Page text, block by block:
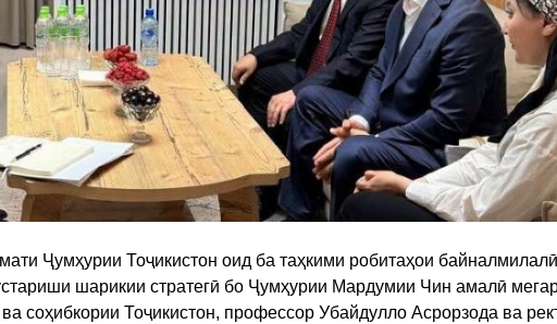
Ҷумҳурии Тоҷикистон оид ба таҳкими робитаҳои
шарикии стратегӣ бо Ҷумҳурии Мардумии Чин амалӣ
соҳибкории Тоҷикистон, профессор Убайдулло Асрорзода ва